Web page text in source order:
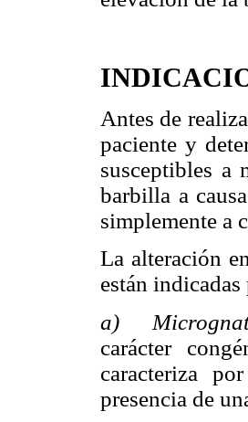
Antes de
paciente y
susceptibles a
barbilla a
simplemente a
La alteración
están
a)
carácter
caracteriza
presencia de